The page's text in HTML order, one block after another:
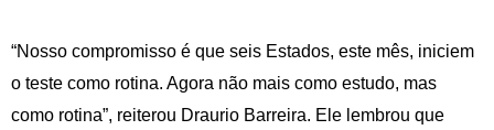
“Nosso compromisso é que seis Estados, este mês, iniciem
o teste como rotina. Agora não mais como estudo, mas
como rotina”, reiterou Draurio Barreira. Ele lembrou que